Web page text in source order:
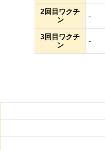
2回目ワクチ
ン
-
3回目ワクチ
ン
-